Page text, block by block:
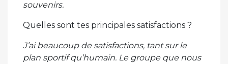
souvenirs.
Quelles sont tes principales satisfactions ?
J’ai beaucoup de satisfactions, tant sur le
plan sportif qu’humain. Le groupe que nous